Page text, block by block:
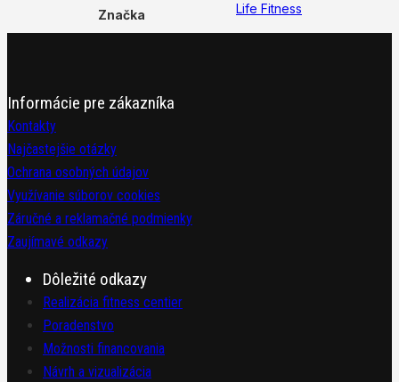
Značka Life Fitness
Informácie pre zákazníka
Kontakty
Najčastejšie otázky
Ochrana osobných údajov
Využívanie súborov cookies
Záručné a reklamačné podmienky
Zaujímavé odkazy
Dôležité odkazy
Realizácia fitness centier
Poradenstvo
Možnosti financovania
Návrh a vizualizácia